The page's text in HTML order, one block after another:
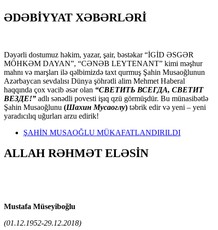
ƏDƏBİYYAT XƏBƏRLƏRİ
Dəyərli dostumuz həkim, yazar, şair, bəstəkar “İGİD ƏSGƏR
MÖHKƏM DAYAN”, “CƏNƏB LEYTENANT” kimi məşhur
mahnı və marşları ilə qəlbimizdə taxt qurmuş Şahin Musaoğlunun
Azərbaycan sevdalısı Dünya şöhrətli alim Mehmet Haberal
haqqında çox vacib əsər olan “СВЕТИТЬ ВСЕГДА, СВЕТИТ
ВЕЗДЕ!” adlı sənədli povesti işıq qzü görmüşdür. Bu münasibətlə
Şahin Musaoğlunu (Шахин Мусаоглу) təbrik edir və yeni – yeni
yaradıcılıq uğurları arzu edirik!
ŞAHİN MUSAOĞLU MÜKAFATLANDIRILDI
ALLAH RƏHMƏT ELƏSİN
Mustafa Müseyiboğlu
(01.12.1952-29.12.2018)